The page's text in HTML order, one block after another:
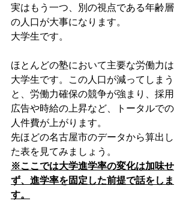
実はもう一つ、別の視点である年齢層
の人口が大事になります。
大学生です。
ほとんどの塾において主要な労働力は
大学生です。この人口が減ってしまう
と、労働力確保の競争が強まり、採用
広告や時給の上昇など、トータルでの
人件費が上がります。
先ほどの名古屋市のデータから算出し
た表を見てみましょう。
※ここでは大学進学率の変化は加味せ
ず、進学率を固定した前提で話をしま
す。